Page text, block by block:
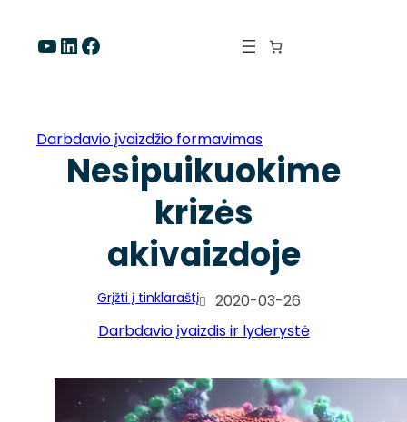
turinioYouTube LinkedIn Facebook
Darbdavio įvaizdžio formavimas
Nesipuikuokime
krizės
akivaizdoje
Grįžti į tinklaraštį
2020-03-26
Darbdavio įvaizdis ir lyderystė